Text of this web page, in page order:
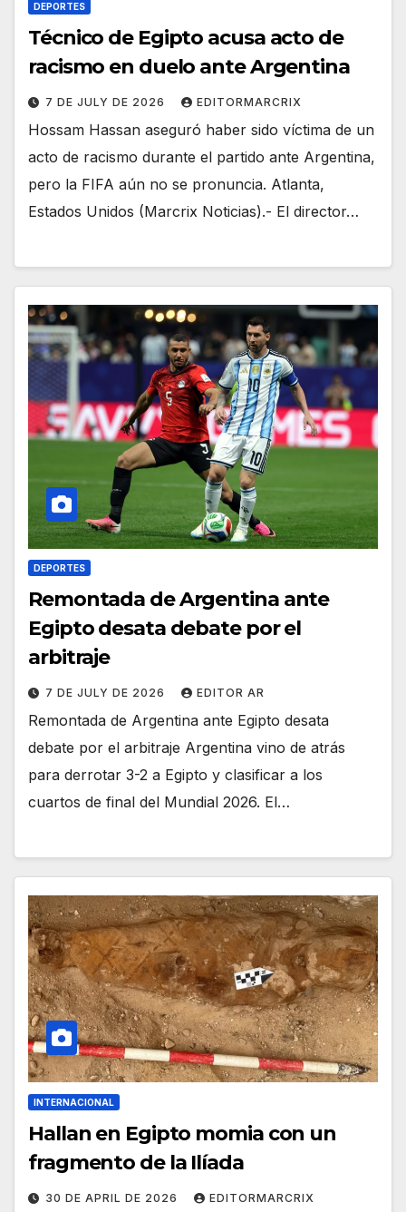
DEPORTES
Técnico de Egipto acusa acto de
racismo en duelo ante Argentina
7 DE JULY DE 2026 EDITORMARCRIX
Hossam Hassan aseguró haber sido víctima de un
acto de racismo durante el partido ante Argentina,
pero la FIFA aún no se pronuncia. Atlanta,
Estados Unidos (Marcrix Noticias).- El director…
DEPORTES
Remontada de Argentina ante
Egipto desata debate por el
arbitraje
7 DE JULY DE 2026 EDITOR AR
Remontada de Argentina ante Egipto desata
debate por el arbitraje Argentina vino de atrás
para derrotar 3-2 a Egipto y clasificar a los
cuartos de final del Mundial 2026. El…
INTERNACIONAL
Hallan en Egipto momia con un
fragmento de la Ilíada
30 DE APRIL DE 2026 EDITORMARCRIX